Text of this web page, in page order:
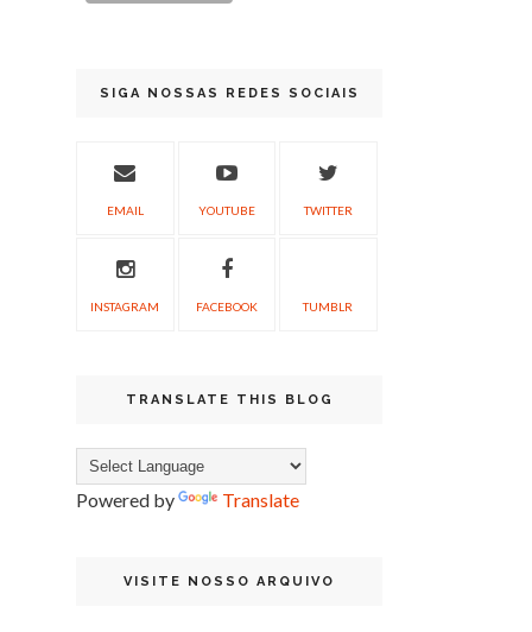
SIGA NOSSAS REDES SOCIAIS
EMAIL YOUTUBE TWITTER
INSTAGRAM FACEBOOK TUMBLR
TRANSLATE THIS BLOG
Powered by Translate
VISITE NOSSO ARQUIVO